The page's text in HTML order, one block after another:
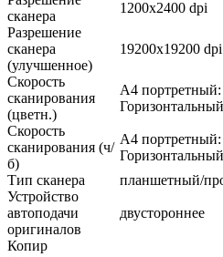
сканера
1200x2400 dpi
Разрешение
сканера
(улучшенное)
19200x19200 dpi
Скорость
сканирования
(цветн.)
A4
Скорость
сканирования (ч/
б)
A4
Тип сканера
планшетный/
Устройство
автоподачи
оригиналов
двустороннее
Копир